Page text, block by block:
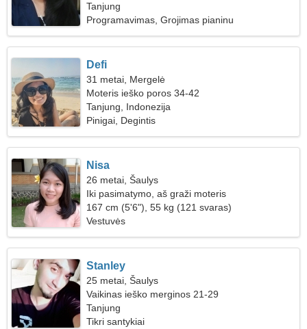
Tanjung
Programavimas, Grojimas pianinu
Defi
31 metai, Mergelė
Moteris ieško poros 34-42
Tanjung, Indonezija
Pinigai, Degintis
Nisa
26 metai, Šaulys
Iki pasimatymo, aš graži moteris
167 cm (5'6"), 55 kg (121 svaras)
Vestuvės
Stanley
25 metai, Šaulys
Vaikinas ieško merginos 21-29
Tanjung
Tikri santykiai